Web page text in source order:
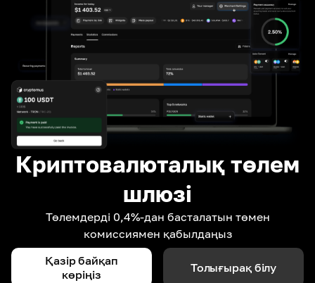
Криптовалюталық төлем
шлюзі
Төлемдерді 0,4%-дан басталатын төмен
комиссиямен қабылдаңыз
Қазір байқап
көріңіз
Толығырақ білу